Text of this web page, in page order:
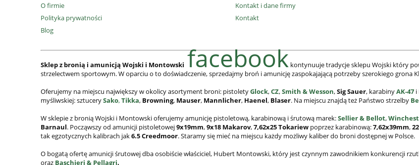
O firmie
Polityka prywatności
Blog
Kontakt i dane firmy
Kontakt
Sklep z bronią i amunicją Wojski i Montowski facebook kontynuuje tradycje sklepu Wojski który
strzelectwem sportowym. W oparciu o to doświadczenie, sprzedajmy broń i amunicję zaspokajającą potrzeby szerokiego grona
Oferujemy na miejscu największy w okolicy asortyment broni: pistoletyGlock,CZ,Smith & Wesson,Sig Sauer, karabinyAK-47 i
myśliwskiej: sztucerySako,Tikka, Browning, Mauser, Mannlicher, Haenel, Blaser. Na miejscu znajdą też Państwo strzelby
W sklepie z bronią Wojski i Montowski oferujemy amunicję pistoletową, karabinową i śrutową marek:Sellier & Bellot,
Barnaul. Począwszy od amunicji pistoletowej9x19mm,9x18 Makarov,7,62x25Tokariew poprzez karabinową:7,62x39mm,
tak egzotycznych kalibrach jak6.5 Creedmoor. Staramy się mieć na miejscu każdy możliwy kaliber do broni dostępnej w Polsce.
O bogatą ofertę amunicji śrutowej dba osobiście właściciel, Hubert Montowski, który jest czynnym zawodnikiem konkurencji
oraz Baschieri & Pellagri.